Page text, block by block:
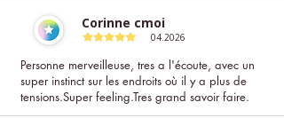
Corinne cmoi
04.2026
Personne merveilleuse, tres a l'écoute, avec un
super instinct sur les endroits où il y a plus de
tensions.Super feeling.Tres grand savoir faire.